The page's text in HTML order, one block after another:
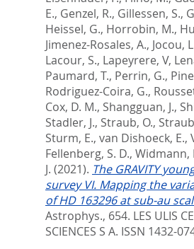
E., Genzel, R., Gillessen, S.,
Heissel, G., Horrobin, M.,
Jimenez-Rosales, A., Jocou,
Lacour, S., Lapeyrere, V,
Paumard, T., Perrin, G.,
Rodriguez-Coira, G.,
Cox, D. M., Shangguan, J.,
Stadler, J., Straub, O.,
Sturm, E., van Dishoeck, E.,
Fellenberg, S. D., Widmann,
J. (2021). The GRAVITY
survey VI. Mapping the
of HD 163296 at sub-au
Astrophys., 654. LES ULIS
SCIENCES S A. ISSN 1432-